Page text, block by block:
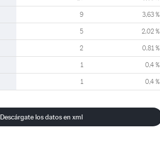
9 3,63 %
5 2,02 %
2 0,81 %
1 0,4 %
1 0,4 %
Descárgate los datos en xml